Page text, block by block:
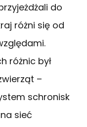
do
różni się od
różnic był
–
schronisk
sieć